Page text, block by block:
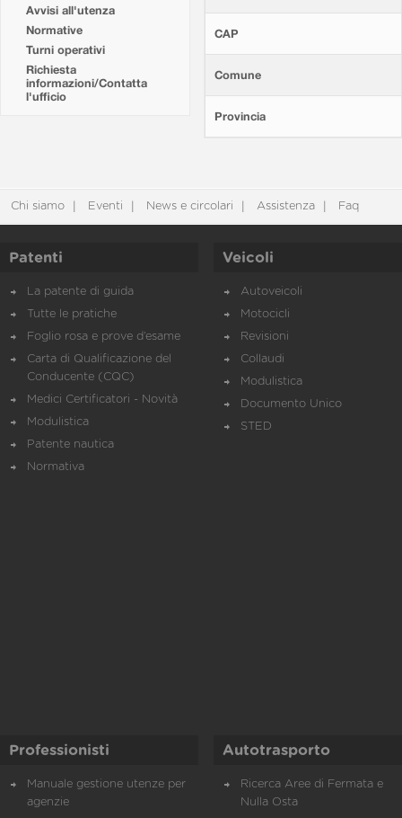
Avvisi all'utenza
Normative
Turni operativi
Richiesta
informazioni/Contatta
l'ufficio
CAP
Comune
Provincia
Chi siamo Eventi News e circolari Assistenza Faq
Patenti
La patente di guida
Tutte le pratiche
Foglio rosa e prove d’esame
Carta di Qualificazione del
Conducente (CQC)
Medici Certificatori - Novità
Modulistica
Patente nautica
Normativa
Veicoli
Autoveicoli
Motocicli
Revisioni
Collaudi
Modulistica
Documento Unico
STED
Professionisti
Manuale gestione utenze per
agenzie
Autotrasporto
Ricerca Aree di Fermata e
Nulla Osta